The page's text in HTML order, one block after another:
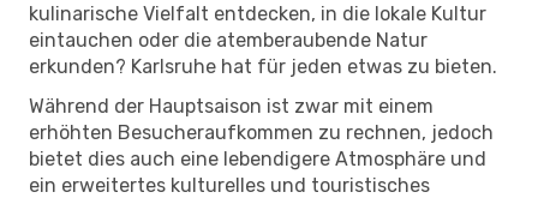
kulinarische Vielfalt entdecken, in die lokale Kultur
eintauchen oder die atemberaubende Natur
erkunden? Karlsruhe hat für jeden etwas zu bieten.
Während der Hauptsaison ist zwar mit einem
erhöhten Besucheraufkommen zu rechnen, jedoch
bietet dies auch eine lebendigere Atmosphäre und
ein erweitertes kulturelles und touristisches